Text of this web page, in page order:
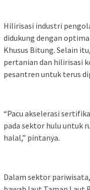
Hilirisasi industri
didukung dengan
Khusus Bitung. Selain
pertanian dan hilirisasi
pesantren untuk terus
“Pacu akselerasi
pada sektor hulu untuk
halal,” pintanya.
Dalam sektor